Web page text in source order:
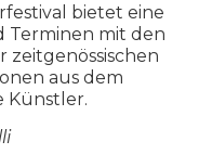
bietet eine
Terminen mit den
zeitgenössischen
aus dem
Künstler.